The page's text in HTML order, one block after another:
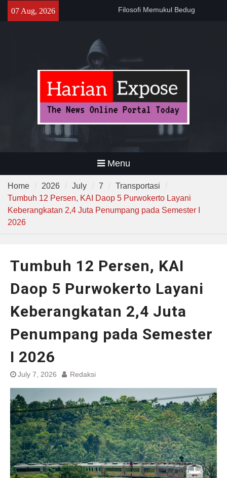
07 Aug, 2026
141 Tahun Stasiun Slawi : “Dari
Narkoba di Sekolah Kebayoran
Lama, DPR Minta Diusut
Tuntas
Menu
Home 2026 July 7
Transportasi
Tumbuh 12 Persen, KAI Daop 5 Purwokerto Layani
Keberangkatan 2,4 Juta Penumpang pada Semester I
2026
Tumbuh 12 Persen, KAI
Daop 5 Purwokerto Layani
Keberangkatan 2,4 Juta
Penumpang pada Semester
I 2026
July 7, 2026 Redaksi